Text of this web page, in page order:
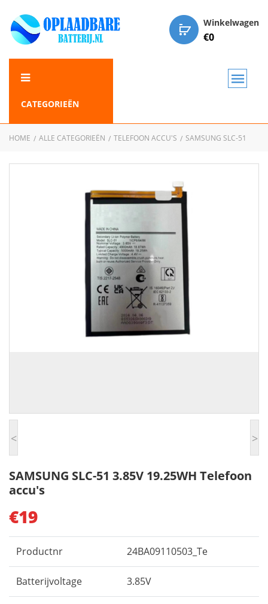
Winkelwagen
€0
CATEGORIEËN
HOME ALLE CATEGORIEËN TELEFOON ACCU'S SAMSUNG SLC-51
< >
SAMSUNG SLC-51 3.85V 19.25WH Telefoon
accu's
€19
Productnr 24BA09110503_Te
Batterijvoltage 3.85V